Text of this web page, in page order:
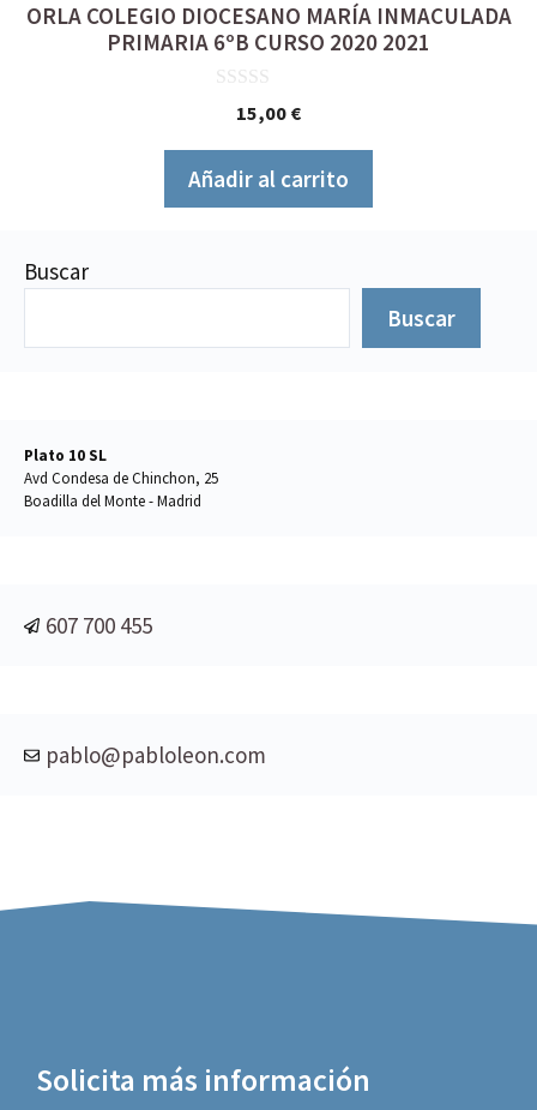
ORLA COLEGIO DIOCESANO MARÍA INMACULADA
PRIMARIA 6ºB CURSO 2020 2021
15,00 €
Añadir al carrito
Buscar
Buscar
Plato 10 SL
Avd Condesa de Chinchon, 25
Boadilla del Monte - Madrid
607 700 455
pablo@pabloleon.com
Solicita más información